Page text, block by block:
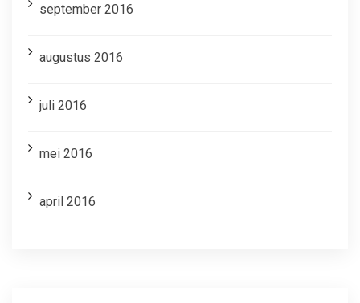
september 2016
augustus 2016
juli 2016
mei 2016
april 2016